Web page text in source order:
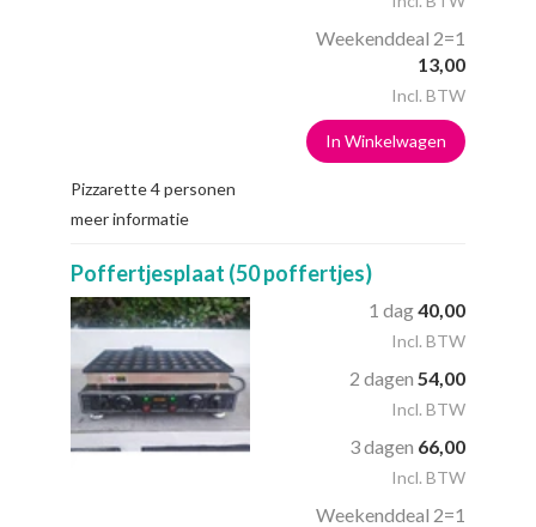
Weekenddeal 2=1
13,00
Incl. BTW
In Winkelwagen
Pizzarette 4 personen
meer informatie
Poffertjesplaat (50 poffertjes)
1 dag40,00
Incl. BTW
2 dagen 54,00
Incl. BTW
3 dagen 66,00
Incl. BTW
Weekenddeal 2=1